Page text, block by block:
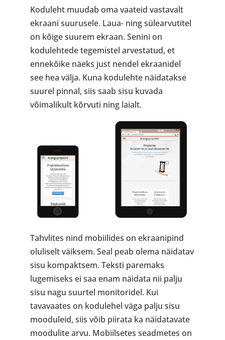
Koduleht muudab oma vaateid vastavalt
ekraani suurusele. Laua- ning sülearvutitel
on kõige suurem ekraan. Senini on
kodulehtede tegemistel arvestatud, et
ennekõike näeks just nendel ekraanidel
see hea välja. Kuna kodulehte näidatakse
suurel pinnal, siis saab sisu kuvada
võimalikult kõrvuti ning laialt.
Tahvlites nind mobiilides on ekraanipind
oluliselt väiksem. Seal peab olema näidatav
sisu kompaktsem. Teksti paremaks
lugemiseks ei saa enam näidata nii palju
sisu nagu suurtel monitoridel. Kui
tavavaates on kodulehel väga palju sisu
mooduleid, siis võib piirata ka näidatavate
moodulite arvu. Mobiilsetes seadmetes on